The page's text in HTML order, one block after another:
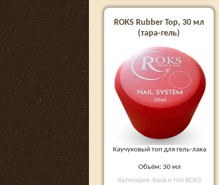
ROKS Rubber Top, 30 мл
(тара-гель)
Каучуковый топ для гель-лака
Объём: 30 мл
Категория: База и топ ROKS